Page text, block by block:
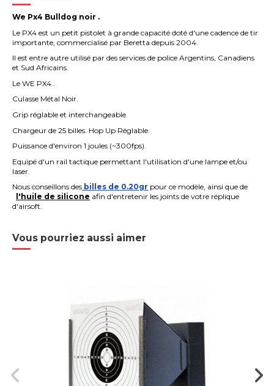
We Px4 Bulldog noir .
Le PX4 est un petit pistolet à grande capacité doté d'une cadence de tir
importante, commercialisé par Beretta depuis 2004.
Il est entre autre utilisé par des services de police Argentins, Canadiens
et Sud Africains.
Le WE PX4 .
Culasse Métal Noir.
Grip réglable et interchangeable.
Chargeur de 25 billes. Hop Up Réglable.
Puissance d'environ 1 joules (~300fps).
Equipé d'un rail tactique permettant l'utilisation d'une lampe et/ou
laser.
Nous conseillons des billes de 0.20gr pour ce modèle, ainsi que de
l'huile de silicone afin d'entretenir les joints de votre réplique
d'airsoft.
Vous pourriez aussi aimer